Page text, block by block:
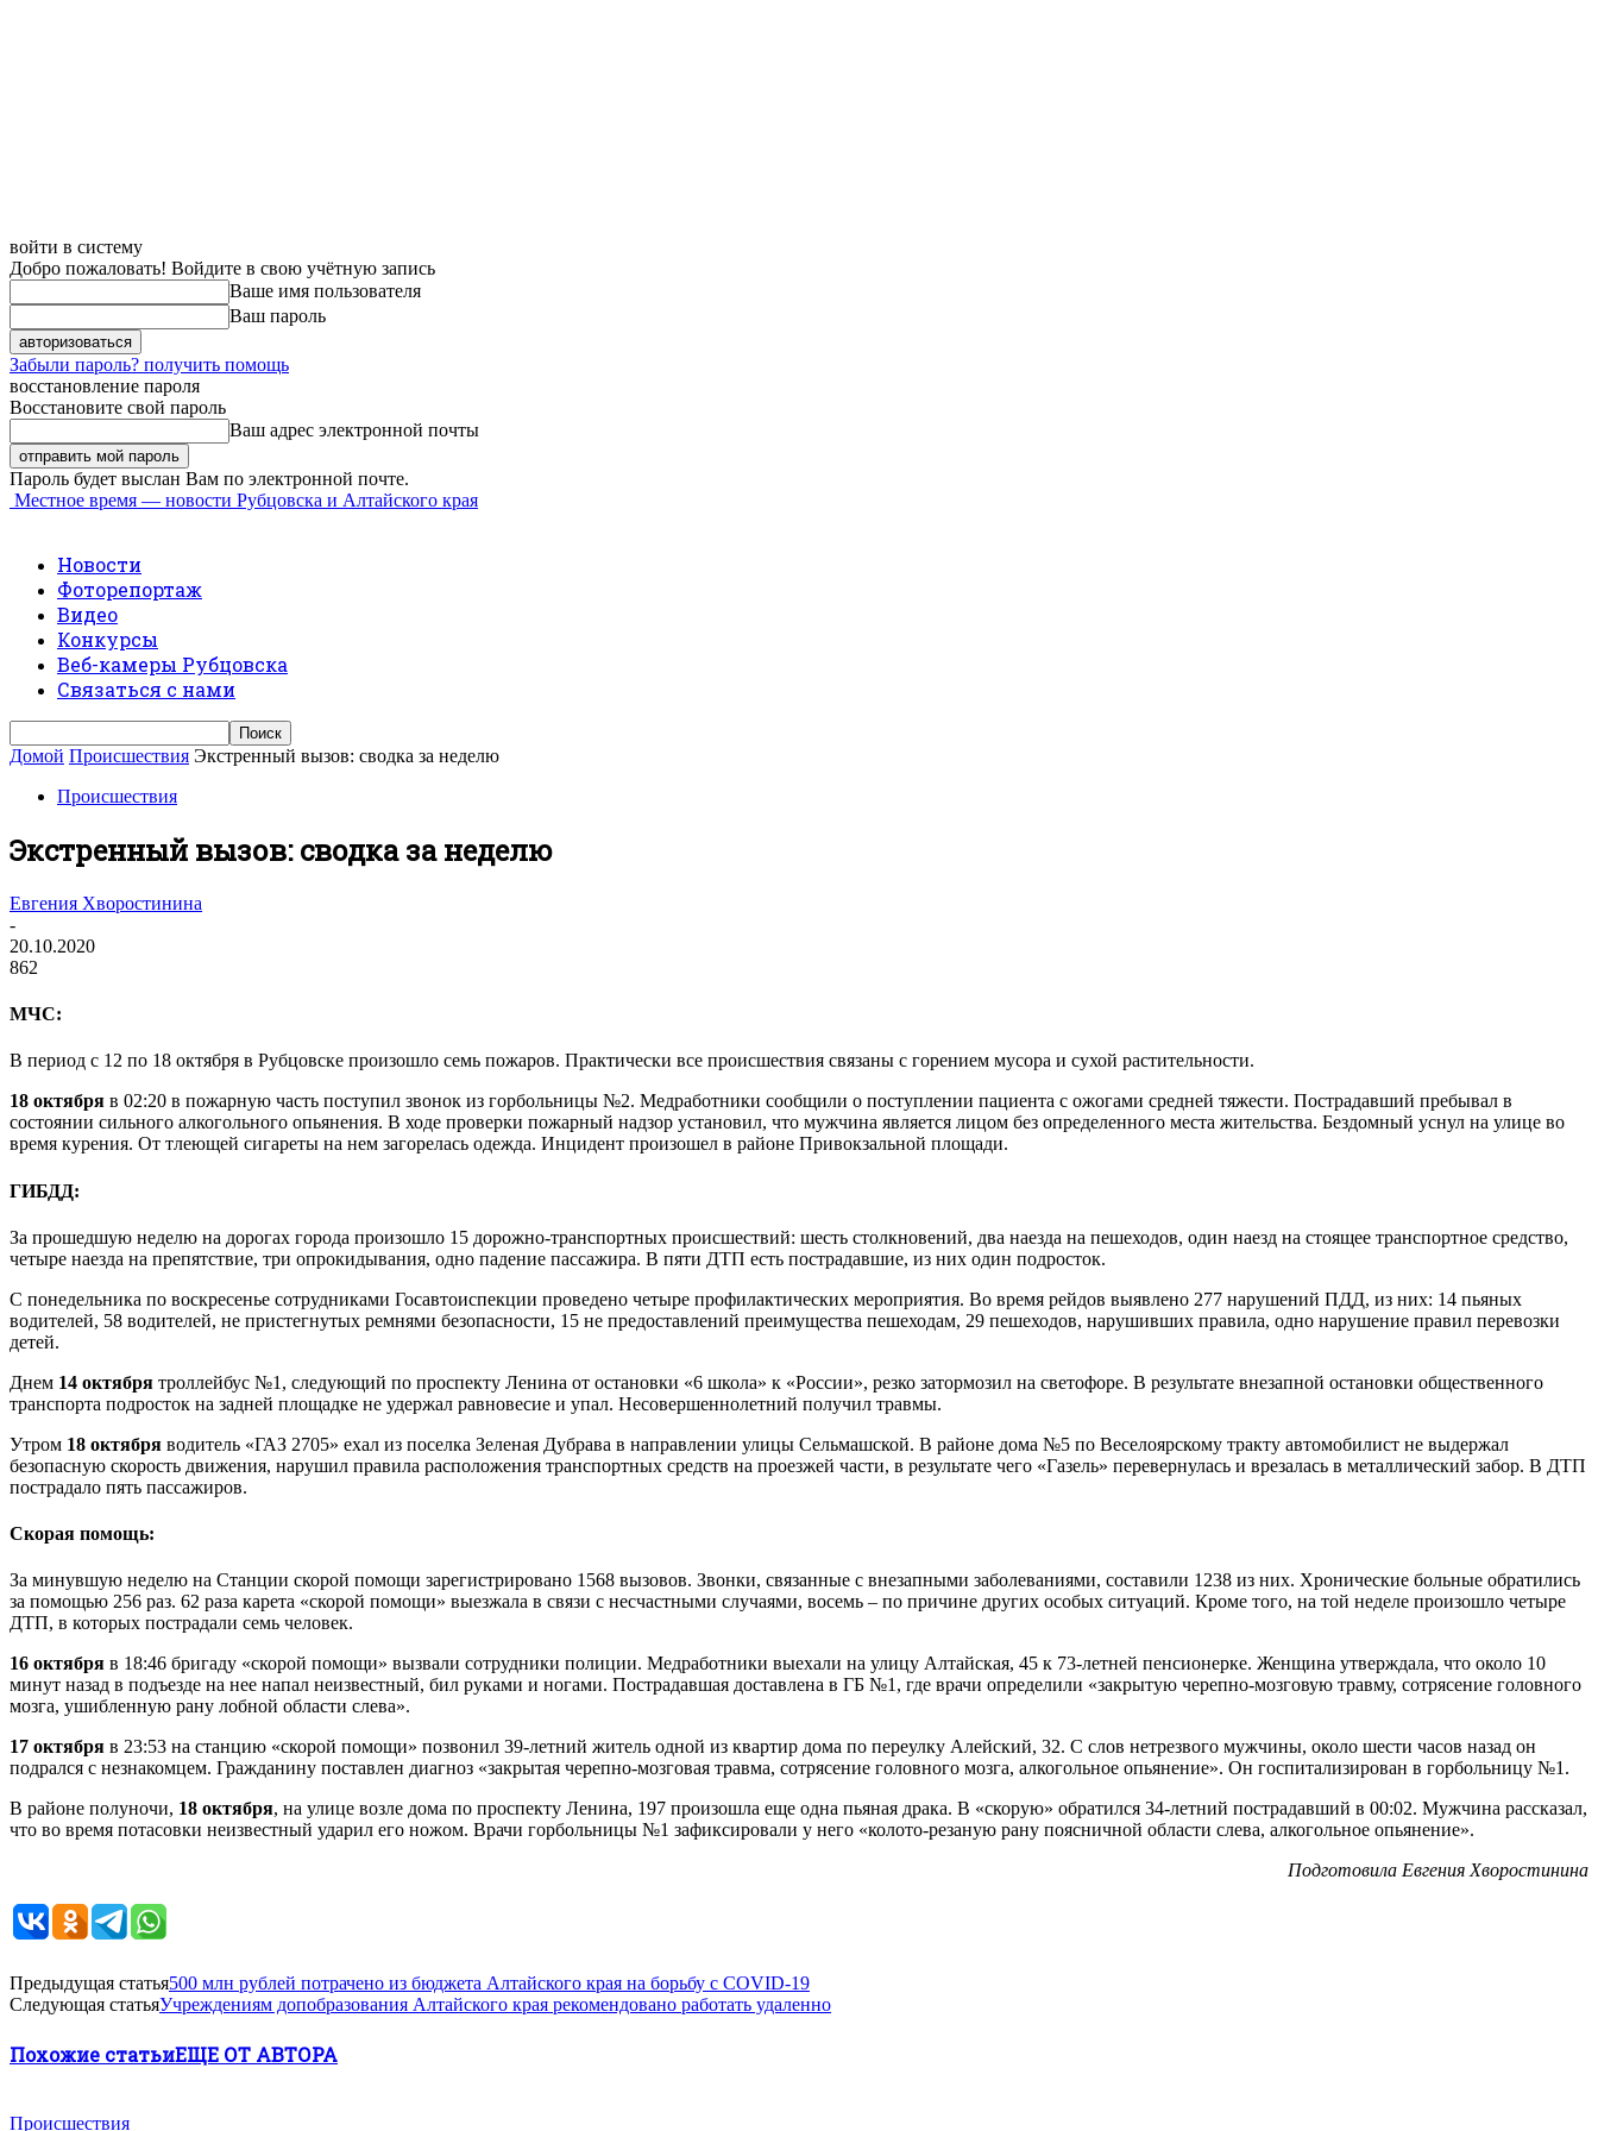
войти в систему
Добро пожаловать! Войдите в свою учётную запись
Ваше имя пользователя
Ваш пароль
Забыли пароль? получить помощь
восстановление пароля
Восстановите свой пароль
Ваш адрес электронной почты
Пароль будет выслан Вам по электронной почте.
Местное время — новости Рубцовска и Алтайского края
Новости
Фоторепортаж
Видео
Конкурсы
Веб-камеры Рубцовска
Связаться с нами
Домой Происшествия Экстренный вызов: сводка за неделю
Происшествия
Экстренный вызов: сводка за неделю
Евгения Хворостинина
-
20.10.2020
862
МЧС:
В период с 12 по 18 октября в Рубцовске произошло семь пожаров. Практически все происшествия связаны с горением мусора и сухой растительности.
18 октября в 02:20 в пожарную часть поступил звонок из горбольницы №2. Медработники сообщили о поступлении пациента с ожогами средней тяжести. Пострадавший пребывал в
состоянии сильного алкогольного опьянения. В ходе проверки пожарный надзор установил, что мужчина является лицом без определенного места жительства. Бездомный уснул на улице во
время курения. От тлеющей сигареты на нем загорелась одежда. Инцидент произошел в районе Привокзальной площади.
ГИБДД:
За прошедшую неделю на дорогах города произошло 15 дорожно-транспортных происшествий: шесть столкновений, два наезда на пешеходов, один наезд на стоящее транспортное средство,
четыре наезда на препятствие, три опрокидывания, одно падение пассажира. В пяти ДТП есть пострадавшие, из них один подросток.
С понедельника по воскресенье сотрудниками Госавтоиспекции проведено четыре профилактических мероприятия. Во время рейдов выявлено 277 нарушений ПДД, из них: 14 пьяных
водителей, 58 водителей, не пристегнутых ремнями безопасности, 15 не предоставлений преимущества пешеходам, 29 пешеходов, нарушивших правила, одно нарушение правил перевозки
детей.
Днем 14 октября троллейбус №1, следующий по проспекту Ленина от остановки «6 школа» к «России», резко затормозил на светофоре. В результате внезапной остановки общественного
транспорта подросток на задней площадке не удержал равновесие и упал. Несовершеннолетний получил травмы.
Утром 18 октября водитель «ГАЗ 2705» ехал из поселка Зеленая Дубрава в направлении улицы Сельмашской. В районе дома №5 по Веселоярскому тракту автомобилист не выдержал
безопасную скорость движения, нарушил правила расположения транспортных средств на проезжей части, в результате чего «Газель» перевернулась и врезалась в металлический забор. В ДТП
пострадало пять пассажиров.
Скорая помощь:
За минувшую неделю на Станции скорой помощи зарегистрировано 1568 вызовов. Звонки, связанные с внезапными заболеваниями, составили 1238 из них. Хронические больные обратились
за помощью 256 раз. 62 раза карета «скорой помощи» выезжала в связи с несчастными случаями, восемь – по причине других особых ситуаций. Кроме того, на той неделе произошло четыре
ДТП, в которых пострадали семь человек.
16 октября в 18:46 бригаду «скорой помощи» вызвали сотрудники полиции. Медработники выехали на улицу Алтайская, 45 к 73-летней пенсионерке. Женщина утверждала, что около 10
минут назад в подъезде на нее напал неизвестный, бил руками и ногами. Пострадавшая доставлена в ГБ №1, где врачи определили «закрытую черепно-мозговую травму, сотрясение головного
мозга, ушибленную рану лобной области слева».
17 октября в 23:53 на станцию «скорой помощи» позвонил 39-летний житель одной из квартир дома по переулку Алейский, 32. С слов нетрезвого мужчины, около шести часов назад он
подрался с незнакомцем. Гражданину поставлен диагноз «закрытая черепно-мозговая травма, сотрясение головного мозга, алкогольное опьянение». Он госпитализирован в горбольницу №1.
В районе полуночи, 18 октября, на улице возле дома по проспекту Ленина, 197 произошла еще одна пьяная драка. В «скорую» обратился 34-летний пострадавший в 00:02. Мужчина рассказал,
что во время потасовки неизвестный ударил его ножом. Врачи горбольницы №1 зафиксировали у него «колото-резаную рану поясничной области слева, алкогольное опьянение».
Подготовила Евгения Хворостинина
Предыдущая статья500 млн рублей потрачено из бюджета Алтайского края на борьбу с COVID-19
Следующая статьяУчреждениям допобразования Алтайского края рекомендовано работать удаленно
Похожие статьиЕЩЕ ОТ АВТОРА
Происшествия